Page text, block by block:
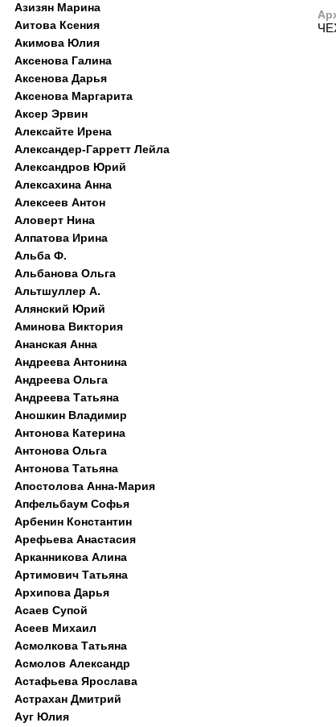
Азизян Марина
Аитова Ксения
Акимова Юлия
Аксенова Галина
Аксенова Дарья
Аксенова Маргарита
Аксер Эрвин
Алексайте Ирена
Александер-Гарретт Лейла
Александров Юрий
Алексахина Анна
Алексеев Антон
Аловерт Нина
Алпатова Ирина
Альба Ф.
Альбанова Ольга
Альтшуллер А.
Алянский Юрий
Аминова Виктория
Ананская Анна
Андреева Антонина
Андреева Ольга
Андреева Татьяна
Аношкин Владимир
Антонова Катерина
Антонова Ольга
Антонова Татьяна
Апостолова Анна-Мария
Апфельбаум Софья
Арбенин Константин
Арефьева Анастасия
Арканникова Алина
Артимович Татьяна
Архипова Дарья
Асаев Супой
Асеев Михаил
Асмолкова Татьяна
Асмолов Александр
Астафьева Ярослава
Астрахан Дмитрий
Ауг Юлия